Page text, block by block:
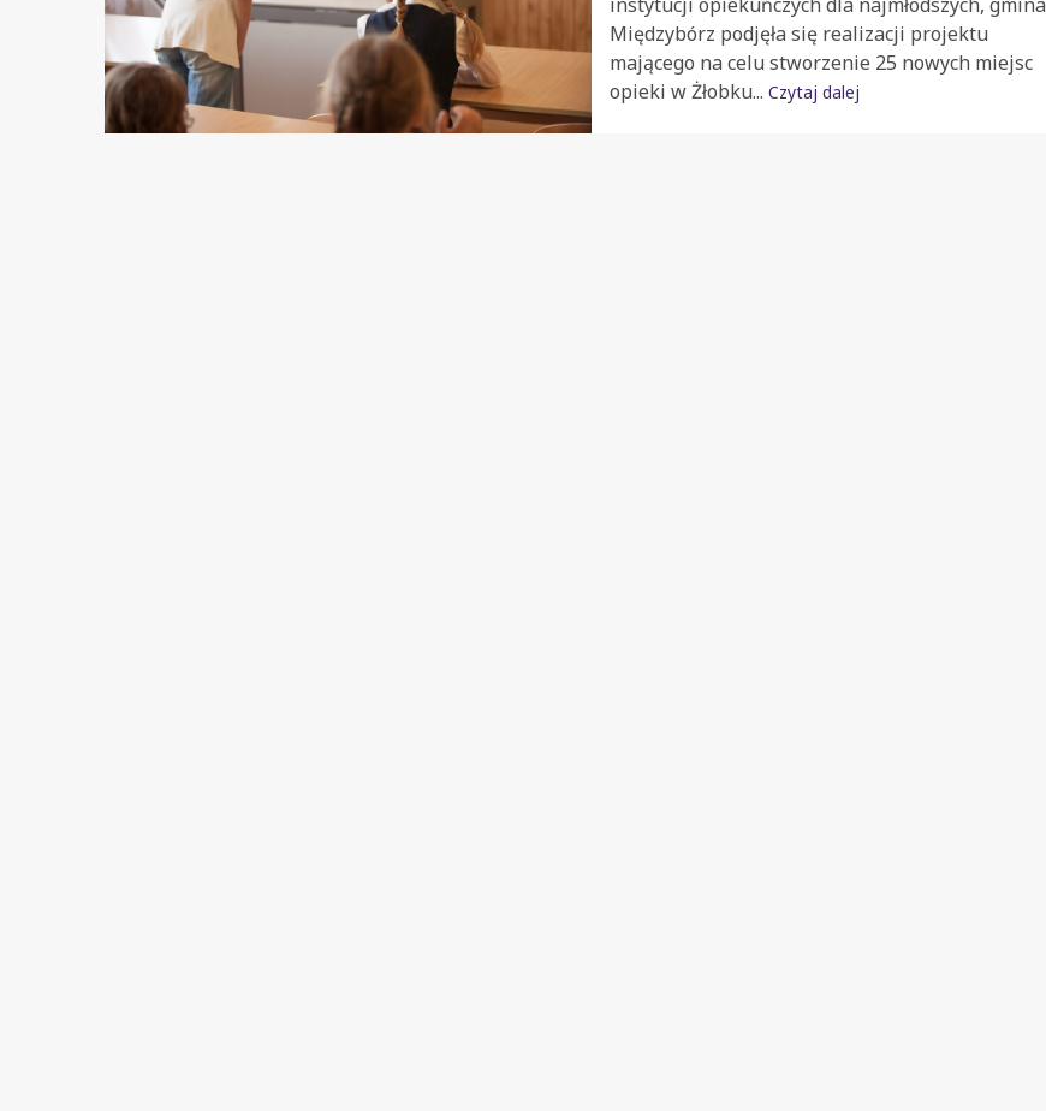
Międzybórz podjęła się realizacji projektu
mającego na celu stworzenie 25 nowych miejsc
opieki w Żłobku... Czytaj dalej